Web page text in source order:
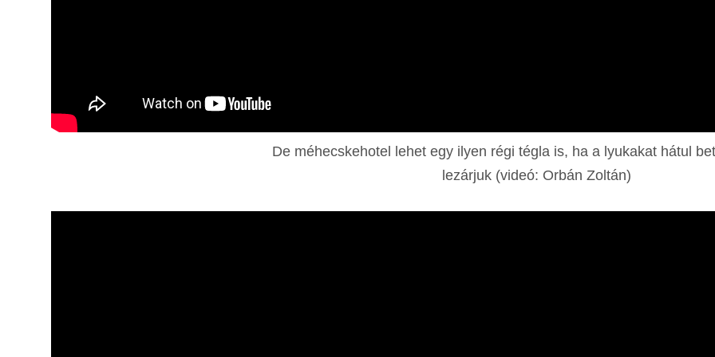
De méhecskehotel lehet egy ilyen régi tégla is, ha a lyukakat hátul
lezárjuk (videó: Orbán Zoltán)